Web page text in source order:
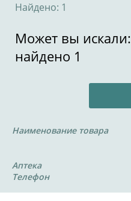
Найдено: 1
Может вы искали:
найдено 1
Наименование товара
Аптека
Телефон